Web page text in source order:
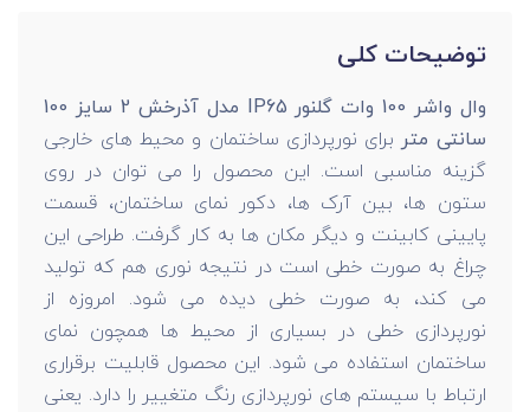
توضیحات کلی
وال واشر 100 وات گلنور IP65 مدل آذرخش 2 سایز 100
سانتی متر برای نورپردازی ساختمان و محیط های خارجی
گزینه مناسبی است. این محصول را می توان در روی
ستون ها، بین آرک ها، دکور نمای ساختمان، قسمت
پایینی کابینت و دیگر مکان ها به کار گرفت. طراحی این
چراغ به صورت خطی است در نتیجه نوری هم که تولید
می کند، به صورت خطی دیده می شود. امروزه از
نورپردازی خطی در بسیاری از محیط ها همچون نمای
ساختمان استفاده می شود. این محصول قابلیت برقراری
ارتباط با سیستم های نورپردازی رنگ متغییر را دارد. یعنی